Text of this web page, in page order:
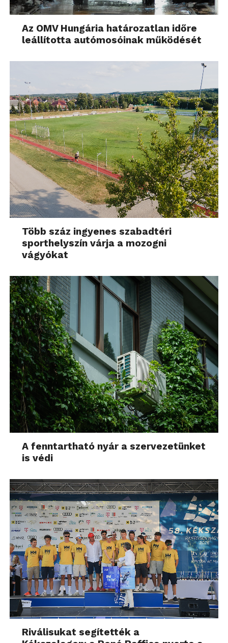
Az OMV Hungária határozatlan időre
leállította autómosóinak működését
Több száz ingyenes szabadtéri
sporthelyszín várja a mozogni
vágyókat
A fenntartható nyár a szervezetünket
is védi
Riválisukat segítették a